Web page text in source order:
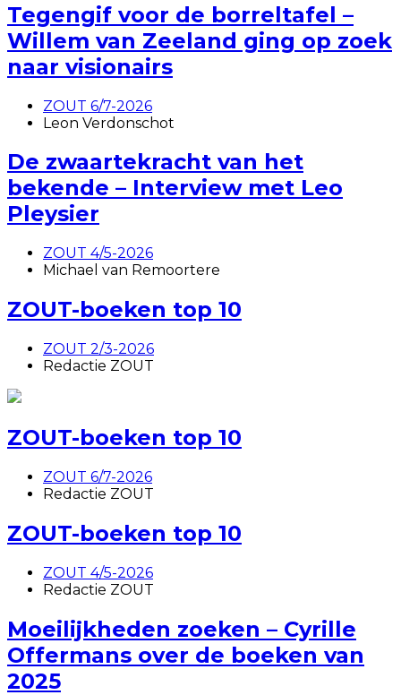
Tegengif voor de borreltafel –
Willem van Zeeland ging op zoek
naar visionairs
ZOUT 6/7-2026
Leon Verdonschot
De zwaartekracht van het
bekende – Interview met Leo
Pleysier
ZOUT 4/5-2026
Michael van Remoortere
ZOUT-boeken top 10
ZOUT 2/3-2026
Redactie ZOUT
ZOUT-boeken top 10
ZOUT 6/7-2026
Redactie ZOUT
ZOUT-boeken top 10
ZOUT 4/5-2026
Redactie ZOUT
Moeilijkheden zoeken – Cyrille
Offermans over de boeken van
2025